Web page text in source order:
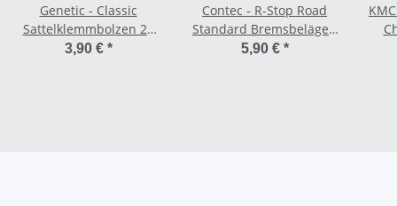
Genetic - Classic
Sattelklemmbolzen 22
mm
3,90 € *
Contec - R-Stop Road
Standard Bremsbeläge -
Shimano/SRAM
5,90 € *